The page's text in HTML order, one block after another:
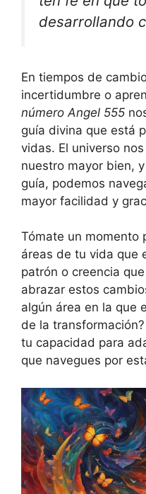
desarrollando
En tiempos de
incertidumbre o
número Angel 555
guía divina que está
vidas. El universo
nuestro mayor bien,
guía, podemos
mayor facilidad y
Tómate un momento
áreas de tu vida que
patrón o creencia
abrazar estos
algún área en la que
de la
tu capacidad para
que navegues por